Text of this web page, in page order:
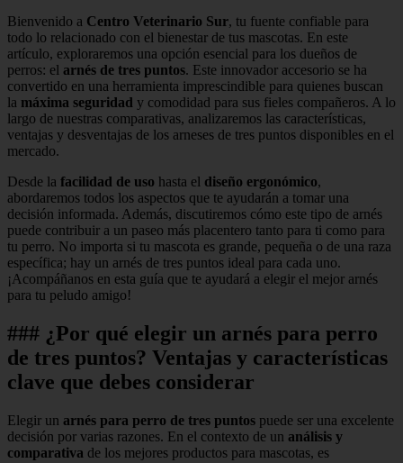
Bienvenido a Centro Veterinario Sur, tu fuente confiable para
todo lo relacionado con el bienestar de tus mascotas. En este
artículo, exploraremos una opción esencial para los dueños de
perros: el arnés de tres puntos. Este innovador accesorio se ha
convertido en una herramienta imprescindible para quienes buscan
la máxima seguridad y comodidad para sus fieles compañeros. A lo
largo de nuestras comparativas, analizaremos las características,
ventajas y desventajas de los arneses de tres puntos disponibles en el
mercado.
Desde la facilidad de uso hasta el diseño ergonómico,
abordaremos todos los aspectos que te ayudarán a tomar una
decisión informada. Además, discutiremos cómo este tipo de arnés
puede contribuir a un paseo más placentero tanto para ti como para
tu perro. No importa si tu mascota es grande, pequeña o de una raza
específica; hay un arnés de tres puntos ideal para cada uno.
¡Acompáñanos en esta guía que te ayudará a elegir el mejor arnés
para tu peludo amigo!
### ¿Por qué elegir un arnés para perro
de tres puntos? Ventajas y características
clave que debes considerar
Elegir un arnés para perro de tres puntos puede ser una excelente
decisión por varias razones. En el contexto de un análisis y
comparativa de los mejores productos para mascotas, es